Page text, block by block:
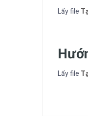
Lấy file
Lấy file